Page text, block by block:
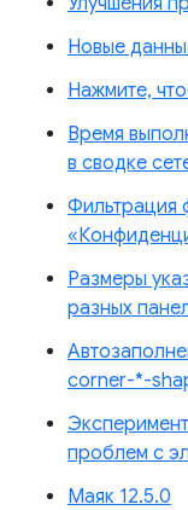
Новые
Нажмите,
Время
в сводке
Фильтрация
Размеры
разных
corner-*-
проблем с
Маяк 12.5.0